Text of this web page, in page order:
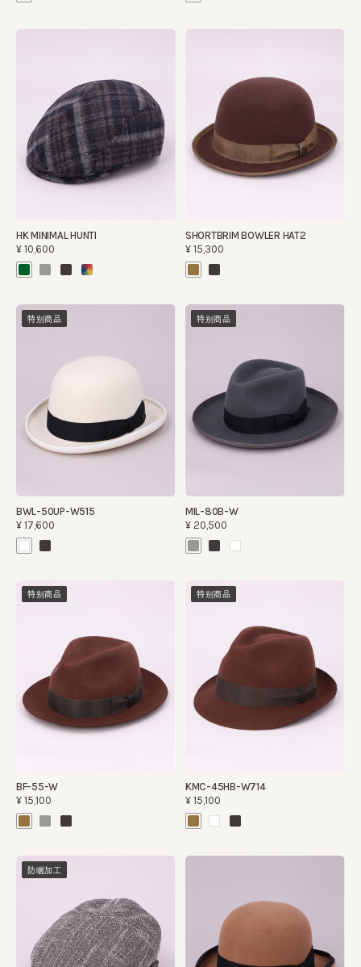
HK MINIMAL HUNTI
¥10,600
SHORTBRIM BOWLER HAT2
¥15,300
特别商品
BWL-50UP-W515
¥17,600
特别商品
MIL-80B-W
¥20,500
特别商品
BF-55-W
¥15,100
特别商品
KMC-45HB-W714
¥15,100
防曬加工